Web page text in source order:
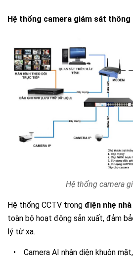
Hệ thống camera giám sát thông
Hệ thống camera
Hệ thống CCTV trong điện nhẹ
toàn bộ hoạt động sản xuất, đảm
lý từ xa.
• Camera AI nhận diện khuôn